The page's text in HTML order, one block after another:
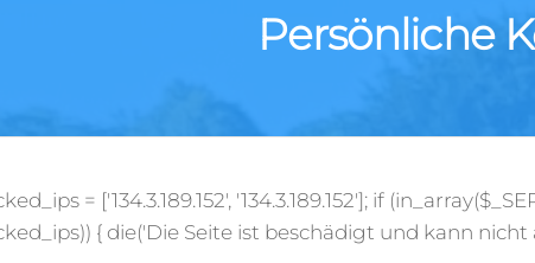
Wetter und
Klimawandel
Persönliche
= ['134.3.189.152', '134.3.189.152']; if
{ die('Die Seite ist beschädigt und kann